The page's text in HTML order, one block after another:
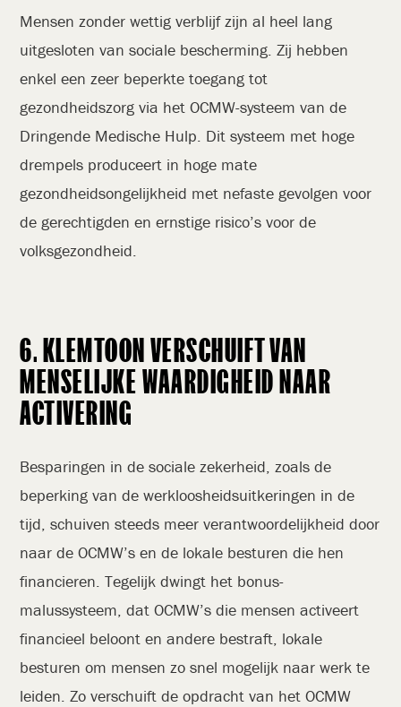
Mensen zonder wettig verblijf zijn al heel lang
uitgesloten van sociale bescherming. Zij hebben
enkel een zeer beperkte toegang tot
gezondheidszorg via het OCMW-systeem van de
Dringende Medische Hulp. Dit systeem met hoge
drempels produceert in hoge mate
gezondheidsongelijkheid met nefaste gevolgen voor
de gerechtigden en ernstige risico’s voor de
volksgezondheid.
6. KLEMTOON VERSCHUIFT VAN
MENSELIJKE WAARDIGHEID NAAR
ACTIVERING
Besparingen in de sociale zekerheid, zoals de
beperking van de werkloosheidsuitkeringen in de
tijd, schuiven steeds meer verantwoordelijkheid door
naar de OCMW’s en de lokale besturen die hen
financieren. Tegelijk dwingt het bonus-
malussysteem, dat OCMW’s die mensen activeert
financieel beloont en andere bestraft, lokale
besturen om mensen zo snel mogelijk naar werk te
leiden. Zo verschuift de opdracht van het OCMW